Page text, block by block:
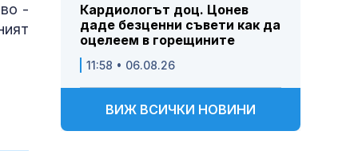
-
Кардиологът доц. Цонев
даде безценни съвети как да
оцелеем в горещините
11:58 • 06.08.26
ВИЖ ВСИЧКИ НОВИНИ